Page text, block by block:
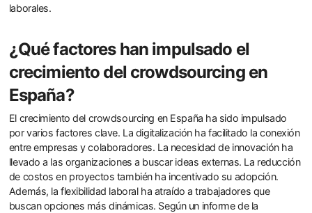
laborales.
¿Qué factores han impulsado el
crecimiento del crowdsourcing en
España?
El crecimiento del crowdsourcing en España ha sido impulsado
por varios factores clave. La digitalización ha facilitado la conexión
entre empresas y colaboradores. La necesidad de innovación ha
llevado a las organizaciones a buscar ideas externas. La reducción
de costos en proyectos también ha incentivado su adopción.
Además, la flexibilidad laboral ha atraído a trabajadores que
buscan opciones más dinámicas. Según un informe de la